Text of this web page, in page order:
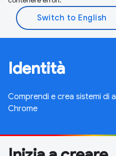
Identità
Comprendi e crea sistemi di
Chrome